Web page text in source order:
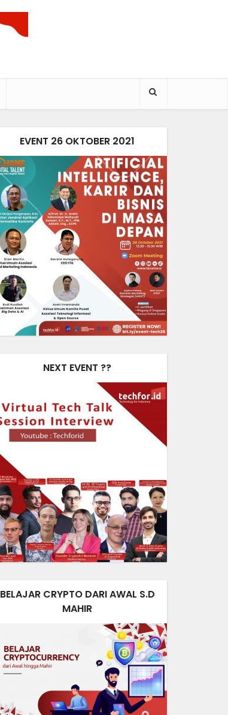
EVENT 26 OKTOBER 2021
NEXT EVENT ??
BELAJAR CRYPTO DARI AWAL S.D
MAHIR